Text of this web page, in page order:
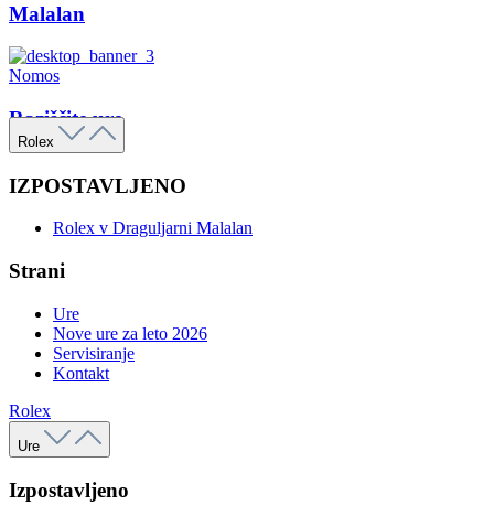
Malalan
Nomos
Raziščite ure
Rolex
IZPOSTAVLJENO
Rolex v Draguljarni Malalan
Strani
Ure
Nove ure za leto 2026
Servisiranje
Kontakt
Rolex
Ure
Izpostavljeno